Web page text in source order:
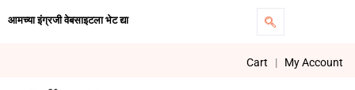
आमच्या इंग्रजी वेबसाइटला भेट द्या
Cart | My Account